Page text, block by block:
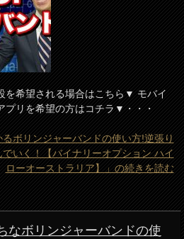
を希望される場合はこちら▼ モバイ
プリを希望の方はコチラ▼・・・
ボリンジャーバンドの使い方!逆張り
いく！【バイナリーオプション ハイ
ローオーストラリア】」の続きを読む
なボリンジャーバンドの使